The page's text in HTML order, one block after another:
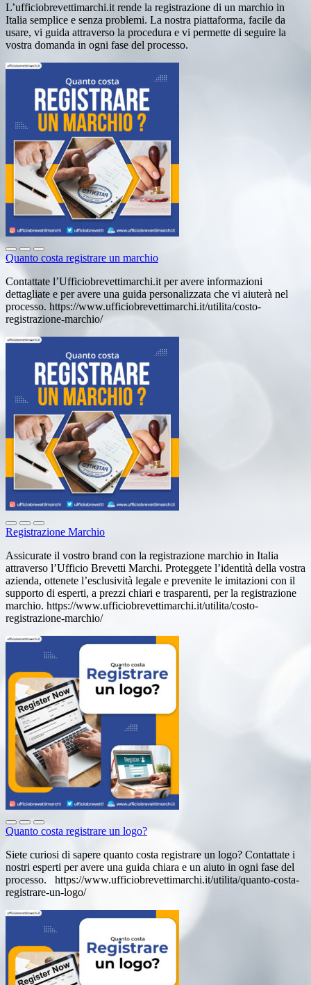
L’ufficiobrevettimarchi.it rende la registrazione di un marchio in
Italia semplice e senza problemi. La nostra piattaforma, facile da
usare, vi guida attraverso la procedura e vi permette di seguire la
vostra domanda in ogni fase del processo.
Quanto costa registrare un marchio
Contattate l’Ufficiobrevettimarchi.it per avere informazioni
dettagliate e per avere una guida personalizzata che vi aiuterà nel
processo. https://www.ufficiobrevettimarchi.it/utilita/costo-
registrazione-marchio/
Registrazione Marchio
Assicurate il vostro brand con la registrazione marchio in Italia
attraverso l’Ufficio Brevetti Marchi. Proteggete l’identità della vostra
azienda, ottenete l’esclusività legale e prevenite le imitazioni con il
supporto di esperti, a prezzi chiari e trasparenti, per la registrazione
marchio. https://www.ufficiobrevettimarchi.it/utilita/costo-
registrazione-marchio/
Quanto costa registrare un logo?
Siete curiosi di sapere quanto costa registrare un logo? Contattate i
nostri esperti per avere una guida chiara e un aiuto in ogni fase del
processo. https://www.ufficiobrevettimarchi.it/utilita/quanto-costa-
registrare-un-logo/